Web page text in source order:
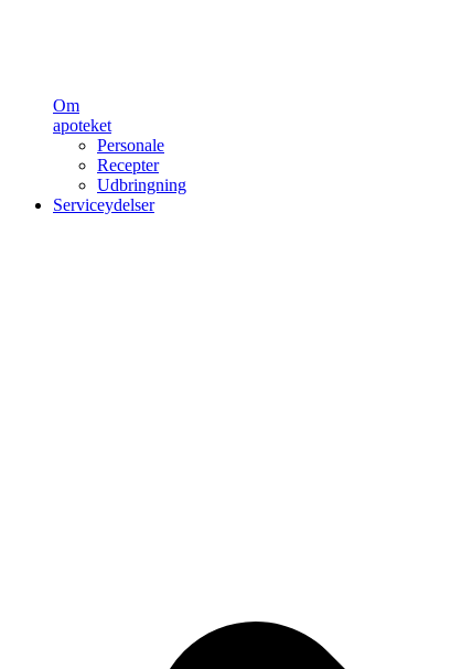
Om
apoteket
Personale
Recepter
Udbringning
Serviceydelser